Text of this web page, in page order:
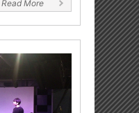
Read More